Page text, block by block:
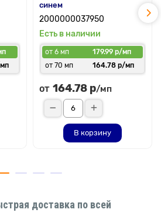
синем
2000000037950
Есть в наличии
от 6 мп
179.99 р/мп
от 70 мп
164.78 р/мп
от 164.78 р/мп
В корзину
доставка по всей